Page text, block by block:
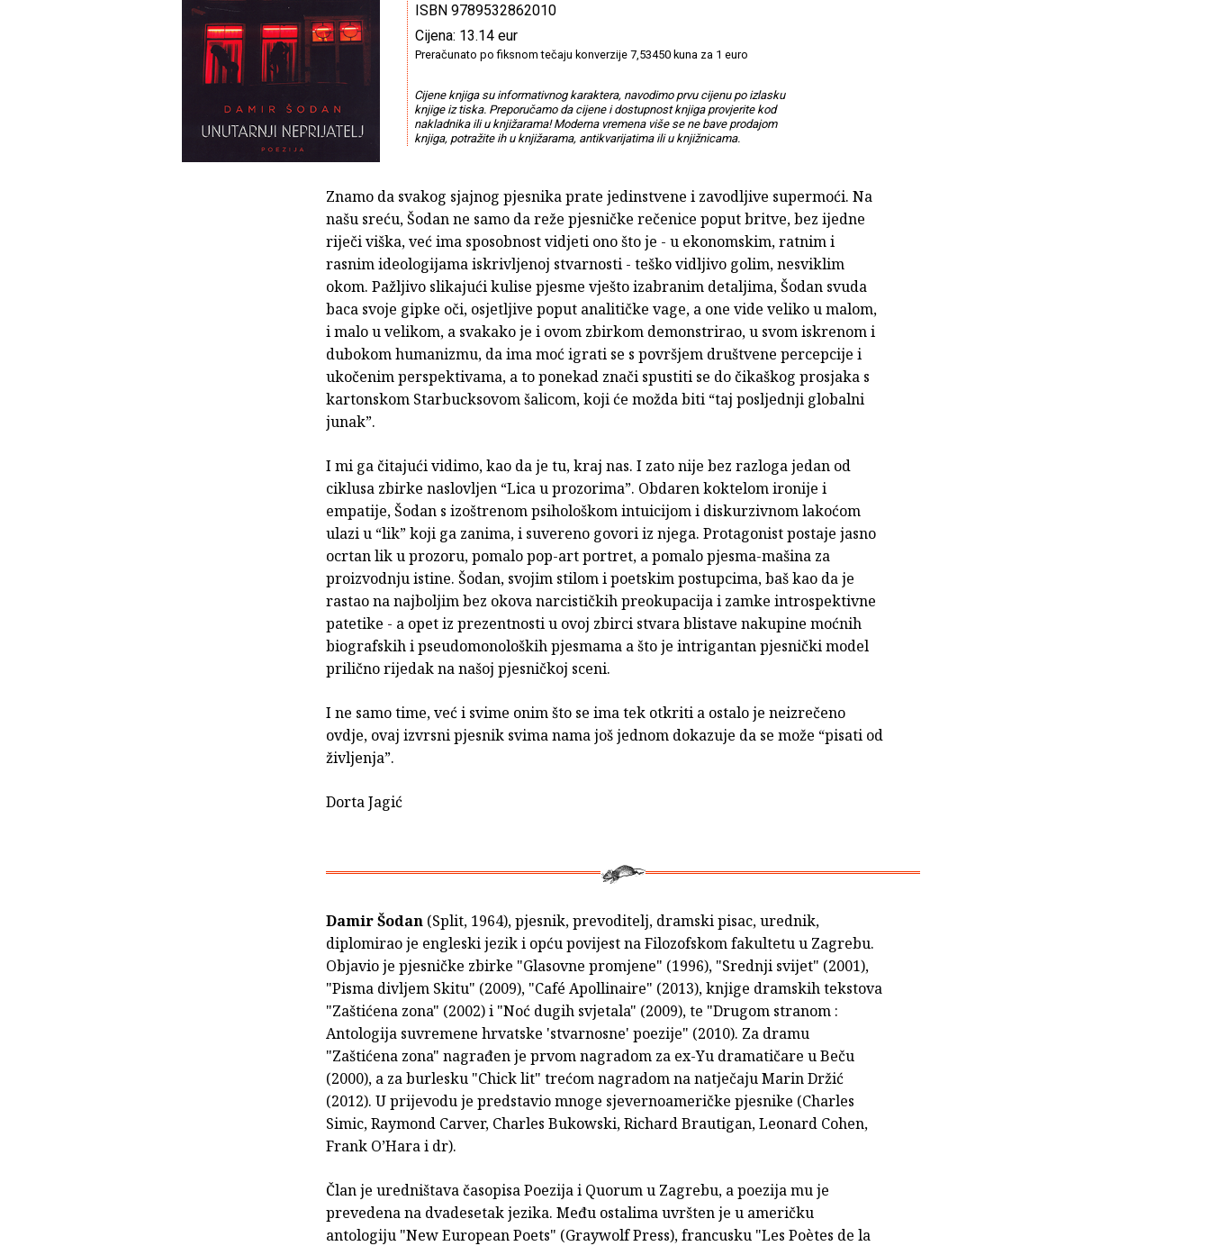
ISBN 9789532862010
Cijena: 13.14 eur
Preračunato po fiksnom tečaju konverzije 7,53450 kuna za 1 euro
Cijene knjiga su informativnog karaktera, navodimo prvu cijenu po izlasku
knjige iz tiska. Preporučamo da cijene i dostupnost knjiga provjerite kod
nakladnika ili u knjižarama! Moderna vremena više se ne bave prodajom
knjiga, potražite ih u knjižarama, antikvarijatima ili u knjižnicama.
Znamo da svakog sjajnog pjesnika prate jedinstvene i zavodljive supermoći. Na
našu sreću, Šodan ne samo da reže pjesničke rečenice poput britve, bez ijedne
riječi viška, već ima sposobnost vidjeti ono što je - u ekonomskim, ratnim i
rasnim ideologijama iskrivljenoj stvarnosti - teško vidljivo golim, nesviklim
okom. Pažljivo slikajući kulise pjesme vješto izabranim detaljima, Šodan svuda
baca svoje gipke oči, osjetljive poput analitičke vage, a one vide veliko u malom,
i malo u velikom, a svakako je i ovom zbirkom demonstrirao, u svom iskrenom i
dubokom humanizmu, da ima moć igrati se s površjem društvene percepcije i
ukočenim perspektivama, a to ponekad znači spustiti se do čikaškog prosjaka s
kartonskom Starbucksovom šalicom, koji će možda biti “taj posljednji globalni
junak”.
I mi ga čitajući vidimo, kao da je tu, kraj nas. I zato nije bez razloga jedan od
ciklusa zbirke naslovljen “Lica u prozorima”. Obdaren koktelom ironije i
empatije, Šodan s izoštrenom psihološkom intuicijom i diskurzivnom lakoćom
ulazi u “lik” koji ga zanima, i suvereno govori iz njega. Protagonist postaje jasno
ocrtan lik u prozoru, pomalo pop-art portret, a pomalo pjesma-mašina za
proizvodnju istine. Šodan, svojim stilom i poetskim postupcima, baš kao da je
rastao na najboljim bez okova narcističkih preokupacija i zamke introspektivne
patetike - a opet iz prezentnosti u ovoj zbirci stvara blistave nakupine moćnih
biografskih i pseudomonoloških pjesmama a što je intrigantan pjesnički model
prilično rijedak na našoj pjesničkoj sceni.
I ne samo time, već i svime onim što se ima tek otkriti a ostalo je neizrečeno
ovdje, ovaj izvrsni pjesnik svima nama još jednom dokazuje da se može “pisati od
življenja”.
Dorta Jagić
Damir Šodan (Split, 1964), pjesnik, prevoditelj, dramski pisac, urednik,
diplomirao je engleski jezik i opću povijest na Filozofskom fakultetu u Zagrebu.
Objavio je pjesničke zbirke "Glasovne promjene" (1996), "Srednji svijet" (2001),
"Pisma divljem Skitu" (2009), "Café Apollinaire" (2013), knjige dramskih tekstova
"Zaštićena zona" (2002) i "Noć dugih svjetala" (2009), te "Drugom stranom :
Antologija suvremene hrvatske 'stvarnosne' poezije" (2010). Za dramu
"Zaštićena zona" nagrađen je prvom nagradom za ex-Yu dramatičare u Beču
(2000), a za burlesku "Chick lit" trećom nagradom na natječaju Marin Držić
(2012). U prijevodu je predstavio mnoge sjevernoameričke pjesnike (Charles
Simic, Raymond Carver, Charles Bukowski, Richard Brautigan, Leonard Cohen,
Frank O’Hara i dr).
Član je uredništava časopisa Poezija i Quorum u Zagrebu, a poezija mu je
prevedena na dvadesetak jezika. Među ostalima uvršten je u američku
antologiju "New European Poets" (Graywolf Press), francusku "Les Poètes de la